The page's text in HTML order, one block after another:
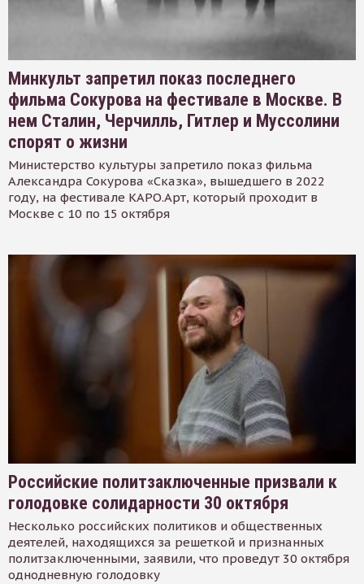
Минкульт запретил показ последнего
фильма Сокурова на фестивале в Москве. В
нем Сталин, Черчилль, Гитлер и Муссолини
спорят о жизни
Министерство культуры запретило показ фильма
Александра Сокурова «Сказка», вышедшего в 2022
году, на фестивале КАРО.Арт, который проходит в
Москве с 10 по 15 октября
Российские политзаключенные призвали к
голодовке солидарности 30 октября
Несколько российских политиков и общественных
деятелей, находящихся за решеткой и признанных
политзаключенными, заявили, что проведут 30 октября
однодневную голодовку